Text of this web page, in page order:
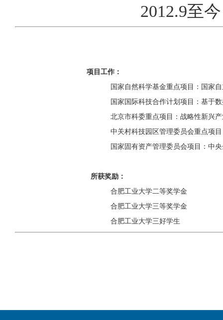
2012.9至今
项目工作：
国家自然科学基金重点项目：国家自主创新体
国家国际科技合作计划项目：基于
北京市科委重点项目：战略性新兴
中关村科技园区管理委员会重点项目：全球化视
国家固有资产管理委员会项目：中央企业国家
所获奖励：
                        合肥工业大学二等奖学金
                        合肥工业大学三等奖学金
                        合肥工业大学三好学生